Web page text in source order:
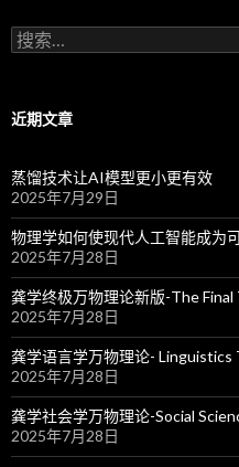
搜
索
近期文章
蒸馏技术让AI模型更小更有效
2025年7月29日
物理学如何使现代人工智能成为
2025年7月28日
龚学终极万物理论新版-The
2025年7月28日
龚学语言学万物理论- Linguistics
2025年7月28日
龚学社会学万物理论-Social
2025年7月28日